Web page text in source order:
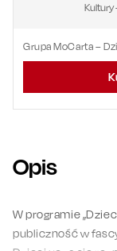
Kultury
Grupa MoCarta –
Opis
W programie
publiczność w